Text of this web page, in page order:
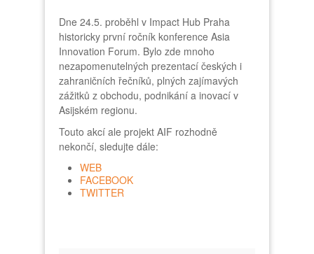
Dne 24.5. proběhl v Impact Hub Praha
historicky první ročník konference Asia
Innovation Forum. Bylo zde mnoho
nezapomenutelných prezentací českých i
zahraničních řečníků, plných zajímavých
zážitků z obchodu, podnikání a inovací v
Asijském regionu.
Touto akcí ale projekt AIF rozhodně
nekončí, sledujte dále:
WEB
FACEBOOK
TWITTER